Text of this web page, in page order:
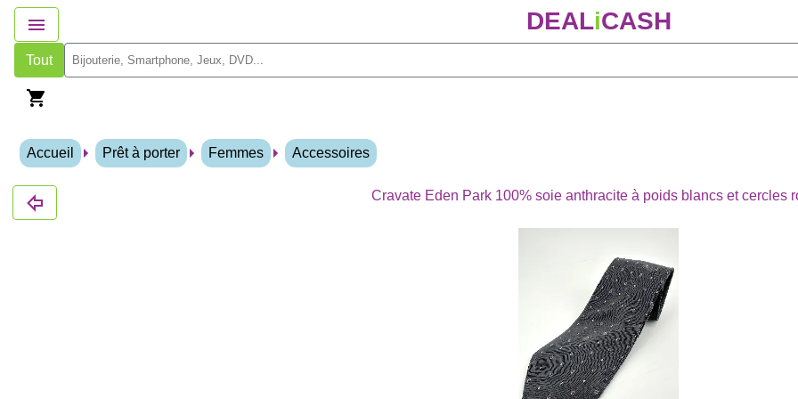
DEALiCASH
Tout
Accueil Prêt à porter Femmes Accessoires
Cravate Eden Park 100% soie anthracite à poids blancs et cercles